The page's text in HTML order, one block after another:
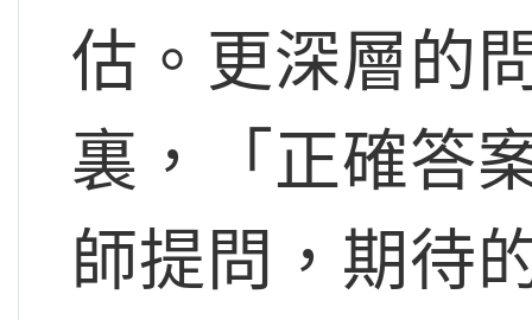
估。更深層的
裏，「正確答
師提問，期待